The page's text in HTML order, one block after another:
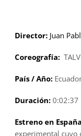
Director: Juan
Coreografía:
País / Año:
Duración: 0:02:37
Estreno en
experimental cuyo